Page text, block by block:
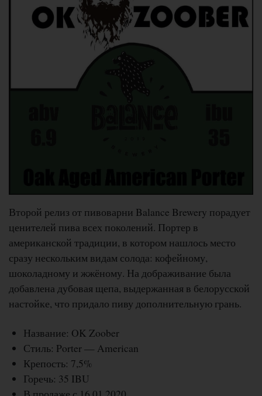
Второй релиз от пивоварни Balance Brewery порадует
ценителей пива всех поколений. Портер в
американской традиции, в котором нашлось место
сразу нескольким видам солода: кофейному,
шоколадному и жжёному. На дображивание была
добавлена дубовая щепа, выдержанная в белорусской
настойке, что придало пиву дополнительную грань.
Название: OK Zoober
Стиль: Porter — American
Крепость: 7,5%
Горечь: 35 IBU